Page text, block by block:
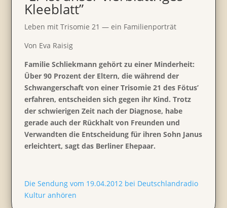
Kleeblatt”
Leben mit Trisomie 21 — ein Famili­en­por­trät
Von Eva Raisig
Familie Schliek­mann gehört zu einer Minder­heit:
Über 90 Prozent der Eltern, die während der
Schwan­ger­schaft von einer Trisomie 21 des Fötus’
erfahren, entscheiden sich gegen ihr Kind. Trotz
der schwie­rigen Zeit nach der Diagnose, habe
gerade auch der Rückhalt von Freunden und
Verwandten die Entschei­dung für ihren Sohn Janus
erleich­tert, sagt das Berliner Ehepaar.
Die Sendung vom 19.04.2012 bei Deutsch­land­radio
Kultur anhören